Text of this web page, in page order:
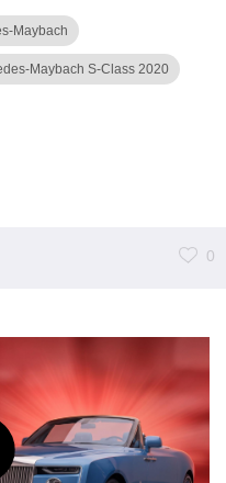
Maybach
Maybach S-Class 2020
0